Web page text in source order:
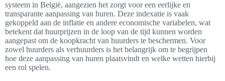
systeem in België, aangezien het zorgt voor een eerlijke en
transparante aanpassing van huren. Deze indexatie is vaak
gekoppeld aan de inflatie en andere economische variabelen, wat
betekent dat huurprijzen in de loop van de tijd kunnen worden
aangepast om de koopkracht van huurders te beschermen. Voor
zowel huurders als verhuurders is het belangrijk om te begrijpen
hoe deze aanpassing van huren plaatsvindt en welke wetten hierbij
een rol spelen.